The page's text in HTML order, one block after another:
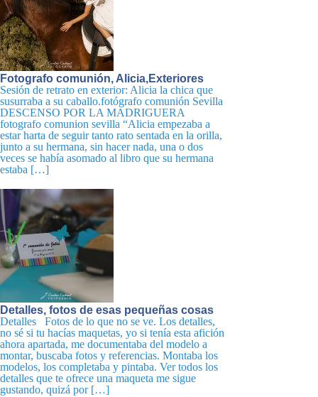
Fotografo comunión, Alicia,Exteriores
Sesión de retrato en exterior: Alicia la chica que
susurraba a su caballo.fotógrafo comunión Sevilla
DESCENSO POR LA MADRIGUERA
fotografo comunion sevilla “Alicia empezaba a
estar harta de seguir tanto rato sentada en la orilla,
junto a su hermana, sin hacer nada, una o dos
veces se había asomado al libro que su hermana
estaba […]
Detalles, fotos de esas pequeñas cosas
Detalles Fotos de lo que no se ve. Los detalles,
no sé si tu hacías maquetas, yo si tenía esta afición
ahora apartada, me documentaba del modelo a
montar, buscaba fotos y referencias. Montaba los
modelos, los completaba y pintaba. Ver todos los
detalles que te ofrece una maqueta me sigue
gustando, quizá por […]